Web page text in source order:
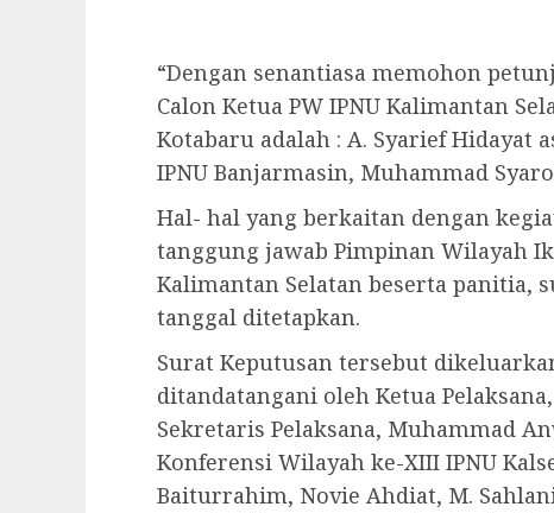
“Dengan senantiasa memohon
Calon Ketua PW IPNU Kalimantan
Kotabaru adalah : A. Syarief Hidayat
IPNU Banjarmasin, Muhammad
Hal- hal yang berkaitan dengan
tanggung jawab Pimpinan Wilayah
Kalimantan Selatan beserta panitia,
tanggal ditetapkan.
Surat Keputusan tersebut
ditandatangani oleh Ketua
Sekretaris Pelaksana, Muhammad
Konferensi Wilayah ke-XIII IPNU
Baiturrahim, Novie Ahdiat, M.